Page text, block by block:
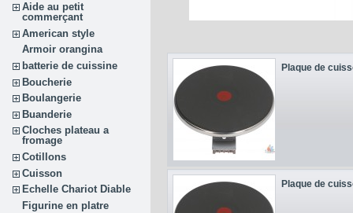
Aide au petit
commerçant
American style
Armoir orangina
batterie de cuissine
Boucherie
Boulangerie
Buanderie
Cloches plateau a
fromage
Cotillons
Cuisson
Echelle Chariot Diable
Figurine en platre
Plaque de
Plaque de